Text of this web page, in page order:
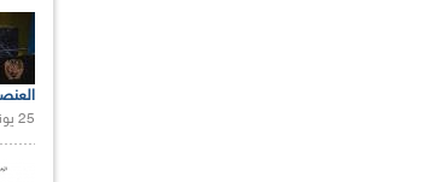
25 يونيو 2021 |